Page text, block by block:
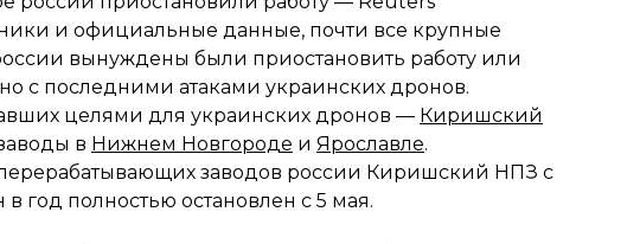
и официальные данные, почти все крупные
вынуждены были приостановить работу или
с последними атаками украинских дронов.
целями для украинских дронов — Киришский
в Нижнем Новгороде и Ярославле.
заводов россии Киришский НПЗ с
год полностью остановлен с 5 мая.